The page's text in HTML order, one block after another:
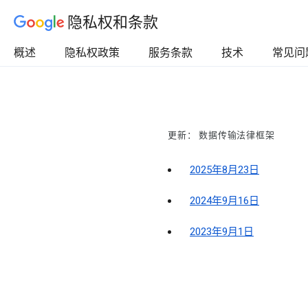
隐私权和条款
概述 隐私权政策 服务条款 技术 常见
更新： 数据传输法律框架
2025年8月23日
2024年9月16日
2023年9月1日